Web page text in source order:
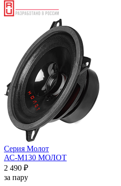
Серия Молот
АС-М130 МОЛОТ
2 490 ₽
за пару